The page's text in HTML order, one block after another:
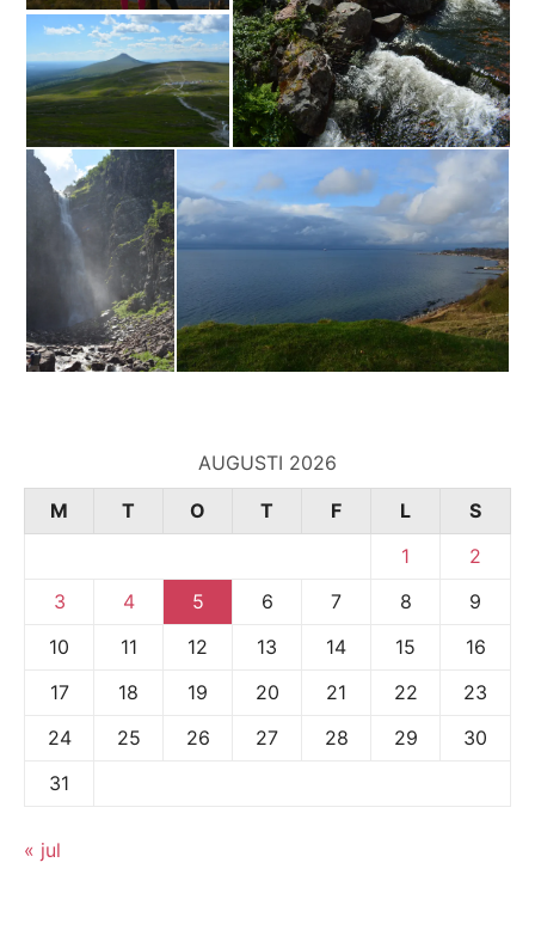
AUGUSTI 2026
M
T O T F L
S
1
2
3
4 5 6 7 8
9
10
11 12 13 14 15
16
17
18 19 20 21 22
23
24
25 26 27 28 29
30
31
« jul